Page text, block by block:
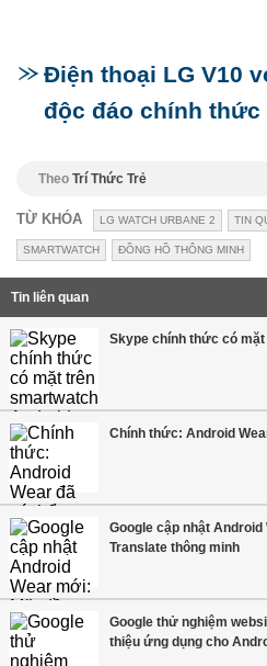
Điện thoại LG V10
độc đáo chính thức
Theo Trí Thức Trẻ
TỪ KHÓA LG WATCH URBANE 2 TIN
SMARTWATCH ĐỒNG HỒ THÔNG MINH
Tin liên quan
Skype chính thức có
Chính thức: Android
Google cập nhật
Translate thông minh
Google thử nghiệm
thiệu ứng dụng cho